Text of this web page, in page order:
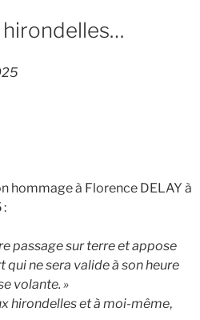
hirondelles…
hommage à Florence DELAY à
:
passage sur terre et appose
ne sera valide à son heure
volante. »
hirondelles et à moi-même,